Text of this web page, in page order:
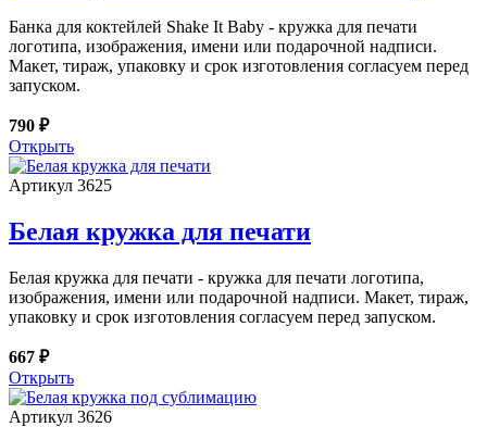
Банка для коктейлей Shake It Baby - кружка для печати
логотипа, изображения, имени или подарочной надписи.
Макет, тираж, упаковку и срок изготовления согласуем перед
запуском.
790 ₽
Открыть
Артикул 3625
Белая кружка для печати
Белая кружка для печати - кружка для печати логотипа,
изображения, имени или подарочной надписи. Макет, тираж,
упаковку и срок изготовления согласуем перед запуском.
667 ₽
Открыть
Артикул 3626